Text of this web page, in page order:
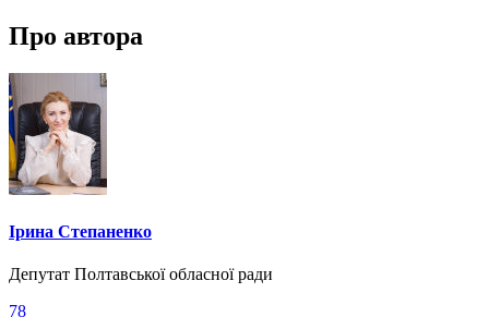
Про автора
Ірина Степаненко
Депутат Полтавської обласної ради
78